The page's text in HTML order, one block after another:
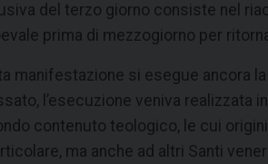
del terzo giorno consiste nel
prima di mezzogiorno per
manifestazione si esegue ancora la
l’esecuzione veniva realizzata
contenuto teologico, le cui origini
ma anche ad altri Santi